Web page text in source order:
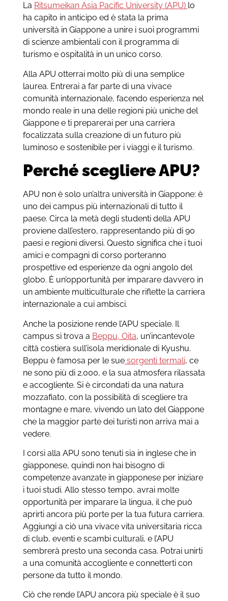
La Ritsumeikan Asia Pacific University (APU) lo
ha capito in anticipo ed è stata la prima
università in Giappone a unire i suoi programmi
di scienze ambientali con il programma di
turismo e ospitalità in un unico corso.
Alla APU otterrai molto più di una semplice
laurea. Entrerai a far parte di una vivace
comunità internazionale, facendo esperienza nel
mondo reale in una delle regioni più uniche del
Giappone e ti preparerai per una carriera
focalizzata sulla creazione di un futuro più
luminoso e sostenibile per i viaggi e il turismo.
Perché scegliere APU?
APU non è solo un’altra università in Giappone: è
uno dei campus più internazionali di tutto il
paese. Circa la metà degli studenti della APU
proviene dall’estero, rappresentando più di 90
paesi e regioni diversi. Questo significa che i tuoi
amici e compagni di corso porteranno
prospettive ed esperienze da ogni angolo del
globo. È un’opportunità per imparare davvero in
un ambiente multiculturale che riflette la carriera
internazionale a cui ambisci.
Anche la posizione rende l’APU speciale. Il
campus si trova a Beppu, Oita, un’incantevole
città costiera sull’isola meridionale di Kyushu.
Beppu è famosa per le suesorgenti termali, ce
ne sono più di 2.000, e la sua atmosfera rilassata
e accogliente. Si è circondati da una natura
mozzafiato, con la possibilità di scegliere tra
montagne e mare, vivendo un lato del Giappone
che la maggior parte dei turisti non arriva mai a
vedere.
I corsi alla APU sono tenuti sia in inglese che in
giapponese, quindi non hai bisogno di
competenze avanzate in giapponese per iniziare
i tuoi studi. Allo stesso tempo, avrai molte
opportunità per imparare la lingua, il che può
aprirti ancora più porte per la tua futura carriera.
Aggiungi a ciò una vivace vita universitaria ricca
di club, eventi e scambi culturali, e l’APU
sembrerà presto una seconda casa. Potrai unirti
a una comunità accogliente e connetterti con
persone da tutto il mondo.
Ciò che rende l’APU ancora più speciale è il suo